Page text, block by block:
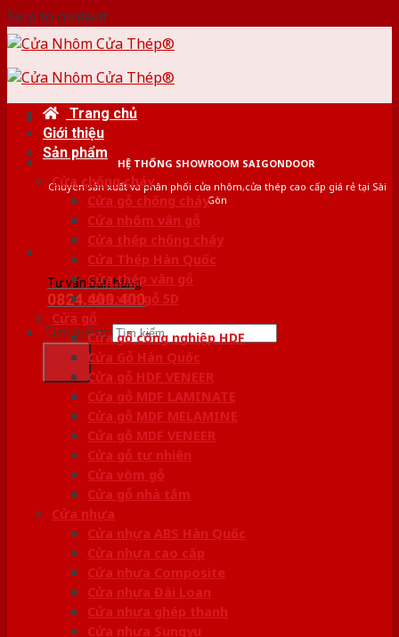
Skip to content
HỆ THỐNG SHOWROOM SAIGONDOOR
Chuyên sản xuất và phân phối cửa nhôm,cửa thép cao cấp giá rẻ tại Sài
Gòn
Tư vấn bán hàng
0824.400.400
Tìm kiếm:
Trang chủ
Giới thiệu
Sản phẩm
Cửa chống cháy
Cửa gỗ chống cháy
Cửa nhôm vân gỗ
Cửa thép chống cháy
Cửa Thép Hàn Quốc
Cửa thép vân gỗ
Cửa vân gỗ 5D
Cửa gỗ
Cửa gỗ công nghiệp HDF
Cửa Gỗ Hàn Quốc
Cửa gỗ HDF VENEER
Cửa gỗ MDF LAMINATE
Cửa gỗ MDF MELAMINE
Cửa gỗ MDF VENEER
Cửa gỗ tự nhiên
Cửa vòm gỗ
Cửa gỗ nhà tắm
Cửa nhựa
Cửa nhựa ABS Hàn Quốc
Cửa nhựa cao cấp
Cửa nhựa Composite
Cửa nhựa Đài Loan
Cửa nhựa ghép thanh
Cửa nhựa Sungyu